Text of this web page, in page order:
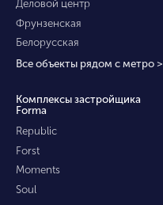
Деловой центр
Фрунзенская
Белорусская
Все объекты рядом с метро >
Комплексы застройщика
Forma
Republic
Forst
Moments
Soul